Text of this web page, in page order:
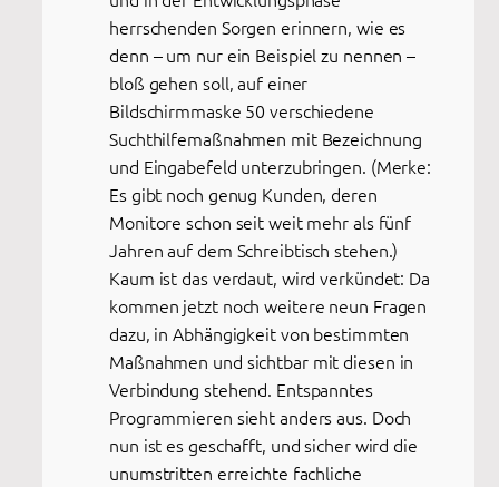
herrschenden Sorgen erinnern, wie es
denn – um nur ein Beispiel zu nennen –
bloß gehen soll, auf einer
Bildschirmmaske 50 verschiedene
Suchthilfemaßnahmen mit Bezeichnung
und Eingabefeld unterzubringen. (Merke:
Es gibt noch genug Kunden, deren
Monitore schon seit weit mehr als fünf
Jahren auf dem Schreibtisch stehen.)
Kaum ist das verdaut, wird verkündet: Da
kommen jetzt noch weitere neun Fragen
dazu, in Abhängigkeit von bestimmten
Maßnahmen und sichtbar mit diesen in
Verbindung stehend. Entspanntes
Programmieren sieht anders aus. Doch
nun ist es geschafft, und sicher wird die
unumstritten erreichte fachliche